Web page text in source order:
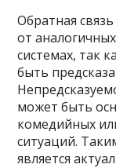
Обратная
от
системах, так
быть
может быть
комедийных
ситуаций.
является